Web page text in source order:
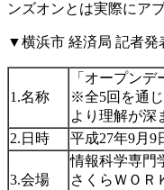
ンズオンとは実際にア
▼横浜市 経済局 記者発
1.名称
「オープン
※全5回を通
より理解が深
2.日時
平成27年9月9
3.会場
情報科学専門
さくらＷＯＲ